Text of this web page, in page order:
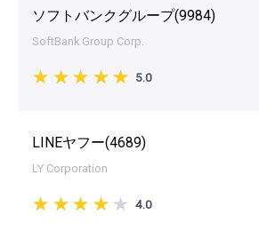
ソフトバンクグループ(9984)
SoftBank Group Corp.
5.0
LINEヤフー(4689)
LY Corporation
4.0